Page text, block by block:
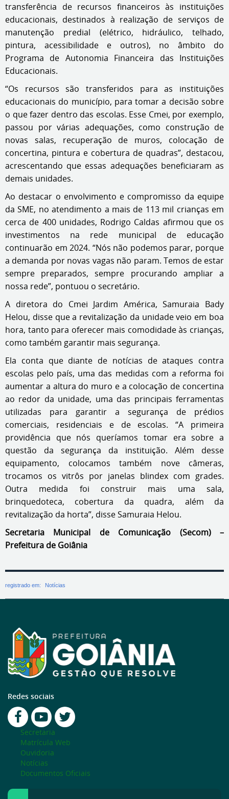
transferência de recursos financeiros às instituições
educacionais, destinados à realização de serviços de
manutenção predial (elétrico, hidráulico, telhado,
pintura, acessibilidade e outros), no âmbito do
Programa de Autonomia Financeira das Instituições
Educacionais.
“Os recursos são transferidos para as instituições
educacionais do município, para tomar a decisão sobre
o que fazer dentro das escolas. Esse Cmei, por exemplo,
passou por várias adequações, como construção de
novas salas, recuperação de muros, colocação de
concertina, pintura e cobertura de quadras”, destacou,
acrescentando que essas adequações beneficiaram as
demais unidades.
Ao destacar o envolvimento e compromisso da equipe
da SME, no atendimento a mais de 113 mil crianças em
cerca de 400 unidades, Rodrigo Caldas afirmou que os
investimentos na rede municipal de educação
continuarão em 2024. “Nós não podemos parar, porque
a demanda por novas vagas não param. Temos de estar
sempre preparados, sempre procurando ampliar a
nossa rede”, pontuou o secretário.
A diretora do Cmei Jardim América, Samuraia Bady
Helou, disse que a revitalização da unidade veio em boa
hora, tanto para oferecer mais comodidade às crianças,
como também garantir mais segurança.
Ela conta que diante de notícias de ataques contra
escolas pelo país, uma das medidas com a reforma foi
aumentar a altura do muro e a colocação de concertina
ao redor da unidade, uma das principais ferramentas
utilizadas para garantir a segurança de prédios
comerciais, residenciais e de escolas. “A primeira
providência que nós queríamos tomar era sobre a
questão da segurança da instituição. Além desse
equipamento, colocamos também nove câmeras,
trocamos os vitrôs por janelas blindex com grades.
Outra medida foi construir mais uma sala,
brinquedoteca, cobertura da quadra, além da
revitalização da horta”, disse Samuraia Helou.
Secretaria Municipal de Comunicação (Secom) –
Prefeitura de Goiânia
registrado em: Notícias
Redes sociais
Secretaria
Matrícula Web
Ouvidoria
Notícias
Documentos Oficiais